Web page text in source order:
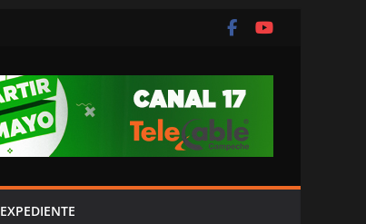
EXPEDIENTE